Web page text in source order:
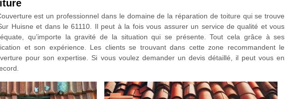
est un professionnel dans le domaine de la réparation de toiture qui se trouve
Huisne et dans le 61110. Il peut à la fois vous assurer un service de qualité et vous
qu’importe la gravité de la situation qui se présente. Tout cela grâce à ses
et son expérience. Les clients se trouvant dans cette zone recommandent le
pour son expertise. Si vous voulez demander un devis détaillé, il peut vous en